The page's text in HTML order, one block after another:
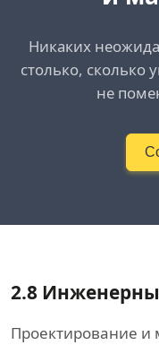
Никаких
столько, сколько
не
2.8
Проектирование